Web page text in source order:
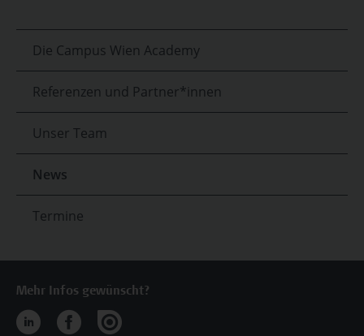
Die Campus Wien Academy
Referenzen und Partner*innen
Unser Team
News
Termine
Mehr Infos gewünscht?